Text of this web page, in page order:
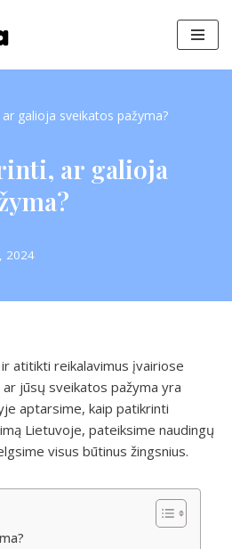
galioja sveikatos pažyma?
ar galioja
2024
atitikti reikalavimus įvairiose
jūsų sveikatos pažyma yra
aptarsime, kaip patikrinti
Lietuvoje, pateiksime naudingų
visus būtinus žingsnius.